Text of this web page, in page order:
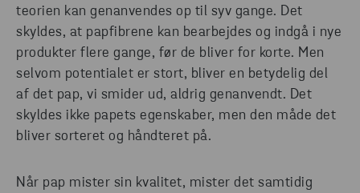
teorien kan genanvendes op til syv gange. Det
skyldes, at papfibrene kan bearbejdes og indgå i nye
produkter flere gange, før de bliver for korte. Men
selvom potentialet er stort, bliver en betydelig del
af det pap, vi smider ud, aldrig genanvendt. Det
skyldes ikke papets egenskaber, men den måde det
bliver sorteret og håndteret på.
Når pap mister sin kvalitet, mister det samtidig